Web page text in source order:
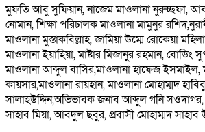
মুফতি আবু সুফিয়ান, নাজেম মাওলানা নুরুচ্ছফা,
নোমান, শিক্ষা পরিচালক মাওলানা মামুনুর
মাওলানা মুস্তাকবিল্লাহ, জামিয়া উম্মে রোকেয়া
মাওলানা ইয়াহিয়া, মাষ্টার মিজানুর রহমান, বোডিং
মাওলানা আব্দুল বাসির,মাওলানা হাফেজ
কায়সার,মাওলানা রায়হান, মাওলানা মোহাম্মদ
সালাহউদ্দিন,অভিভাবক জনাব আব্দুল গনি
সাহাব মিয়া, আবদুল ছবুর, প্রবাসী মোহাম্মদ সাহাব